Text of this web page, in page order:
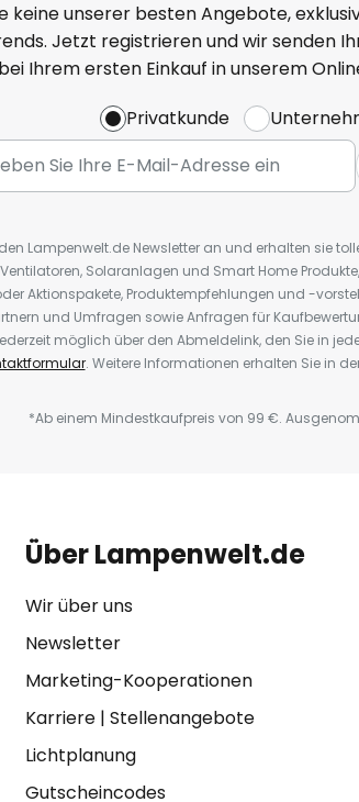
keine unserer besten Angebote,
Jetzt registrieren und wir senden
Ihrem ersten Einkauf in unserem
Privatkunde
Lampenwelt.de Newsletter an und erhalten sie
Solaranlagen und Smart Home
Aktionspakete, Produktempfehlungen und -
und Umfragen sowie Anfragen für
möglich über den Abmeldelink, den Sie in
. Weitere Informationen erhalten Sie in
*Ab einem Mindestkaufpreis von 99 €.
Über Lampenwelt.de
Wir über uns
Newsletter
Marketing-Kooperationen
Karriere| Stellenangebote
Lichtplanung
Gutscheincodes